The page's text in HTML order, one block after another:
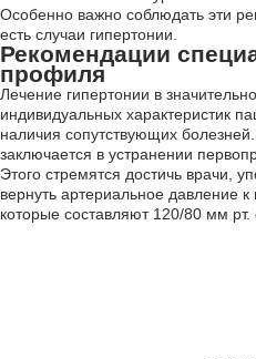
Особенно важно соблюдать эти
есть случаи гипертонии.
Рекомендации
профиля
Лечение гипертонии в
индивидуальных характеристик
наличия сопутствующих
заключается в устранении
Этого стремятся достичь врачи,
вернуть артериальное давление
которые составляют 120/80 мм рт.